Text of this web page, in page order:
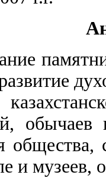
обычаев
и музеев,